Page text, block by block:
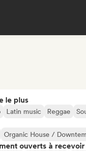
le plus
Latin music Reggae
Organic House /
ouverts à recevoir